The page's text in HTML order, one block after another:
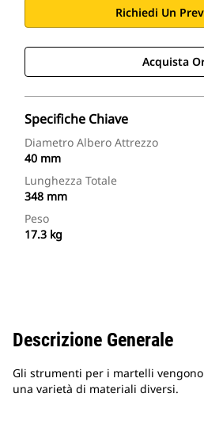
Richiedi Un
Acquista
Specifiche Chiave
Diametro Albero Attrezzo
40 mm
Lunghezza Totale
348 mm
Peso
17.3 kg
Descrizione Generale
Gli strumenti per i martelli
una varietà di materiali diversi.